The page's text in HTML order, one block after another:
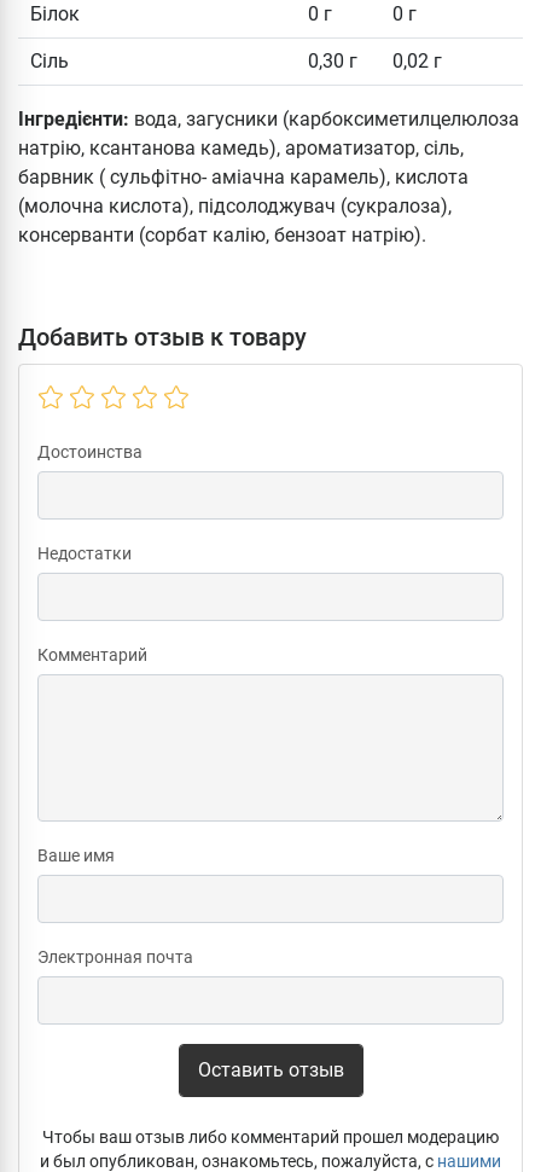
Білок 0 г 0 г
Сіль 0,30 г 0,02 г
Інгредієнти: вода, загусники (карбоксиметилцелюлоза
натрію, ксантанова камедь), ароматизатор, сіль,
барвник ( сульфітно- аміачна карамель), кислота
(молочна кислота), підсолоджувач (сукралоза),
консерванти (сорбат калію, бензоат натрію).
Добавить отзыв к товару
Достоинства
Недостатки
Комментарий
Ваше имя
Электронная почта
Оставить отзыв
Чтобы ваш отзыв либо комментарий прошел модерацию
и был опубликован, ознакомьтесь, пожалуйста, с нашими